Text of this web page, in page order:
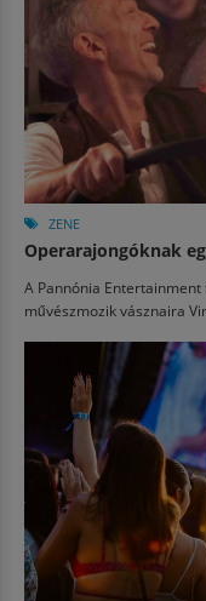
ZENE
Operarajongóknak
A Pannónia
művészmozik vásznaira